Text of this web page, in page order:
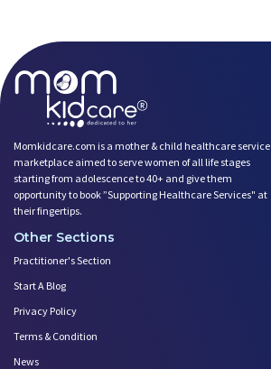
Momkidcare.com is a mother & child healthcare service
marketplace aimed to serve women of all life stages
starting from adolescence to 40+ and give them
opportunity to book ”Supporting Healthcare Services" at
their fingertips.
Other Sections
Practitioner's Section
Start A Blog
Privacy Policy
Terms & Condition
News